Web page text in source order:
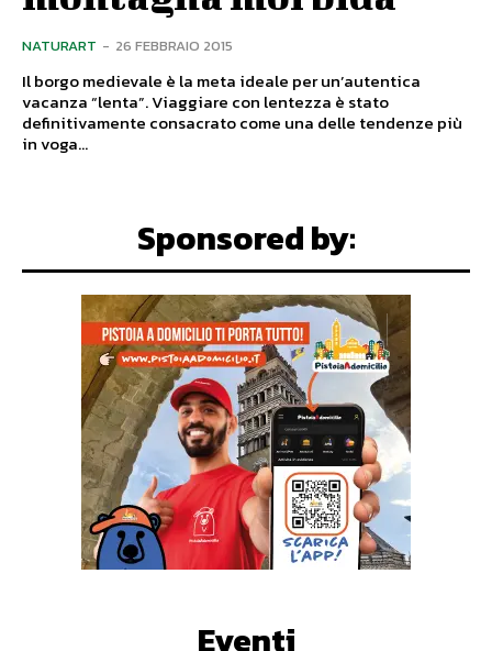
NATURART - 26 FEBBRAIO 2015
Il borgo medievale è la meta ideale per un’autentica
vacanza “lenta”. Viaggiare con lentezza è stato
definitivamente consacrato come una delle tendenze più
in voga...
Sponsored by:
Eventi